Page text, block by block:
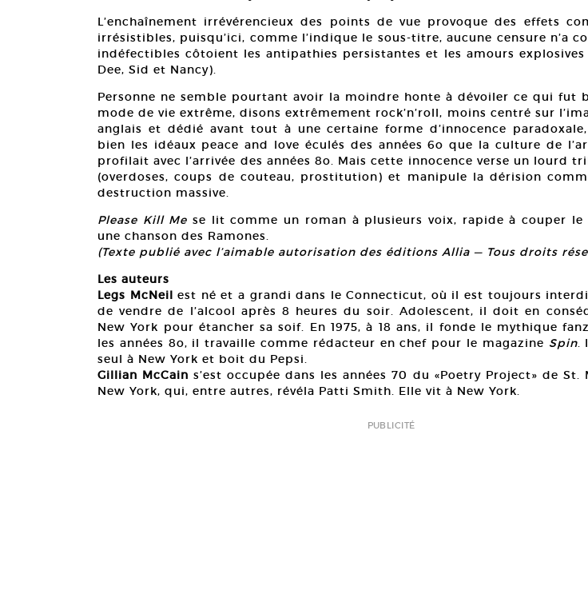
L’enchaînement irrévérencieux des points de vue provoque des effets
irrésistibles, puisqu’ici, comme l’indique le sous-titre, aucune censure n’a
indéfectibles côtoient les antipathies persistantes et les amours explosives
Dee, Sid et Nancy).
Personne ne semble pourtant avoir la moindre honte à dévoiler ce qui fut
mode de vie extrême, disons extrêmement rock’n’roll, moins centré sur
anglais et dédié avant tout à une certaine forme d’innocence
bien les idéaux peace and love éculés des années 6o que la culture de
profilait avec l’arrivée des années 8o. Mais cette innocence verse un lourd
(overdoses, coups de couteau, prostitution) et manipule la dérision
destruction massive.
Please Kill Me se lit comme un roman à plusieurs voix, rapide à couper le
une chanson des Ramones.
(Texte publié avec l’aimable autorisation des éditions Allia — Tous droits
Les auteurs
Legs McNeil est né et a grandi dans le Connecticut, où il est toujours
de vendre de l’alcool après 8 heures du soir. Adolescent, il doit en
New York pour étancher sa soif. En 1975, à 18 ans, il fonde le mythique
les années 8o, il travaille comme rédacteur en chef pour le magazine Spin.
seul à New York et boit du Pepsi.
Gillian McCain s’est occupée dans les années 70 du «Poetry Project» de St.
New York, qui, entre autres, révéla Patti Smith. Elle vit à New York.
PUBLICITÉ